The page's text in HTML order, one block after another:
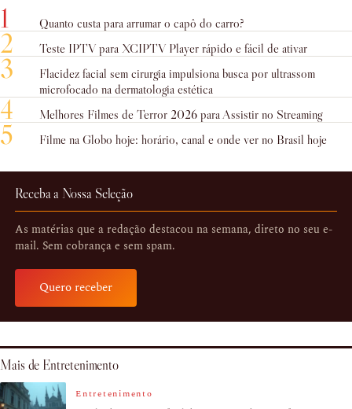
1 Quanto custa para arrumar o capô do carro?
2 Teste IPTV para XCIPTV Player rápido e fácil de ativar
3
Flacidez facial sem cirurgia impulsiona busca por ultrassom
microfocado na dermatologia estética
4 Melhores Filmes de Terror 2026 para Assistir no Streaming
5 Filme na Globo hoje: horário, canal e onde ver no Brasil hoje
Receba a Nossa Seleção
As matérias que a redação destacou na semana, direto no seu e-
mail. Sem cobrança e sem spam.
Quero receber
Mais de Entretenimento
Entretenimento